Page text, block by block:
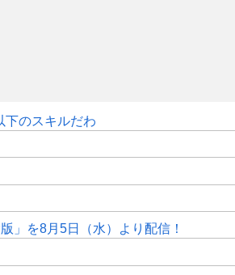
下のスキルだわ
」を8月5日（水）より配信！